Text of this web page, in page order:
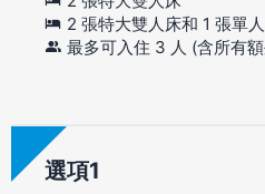
2 張特大雙人床和 1 張單
最多可入住 3 人 (含所有
選項